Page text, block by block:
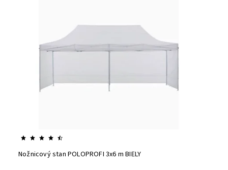
Nožnicový stan POLOPROFI 3x6 m BIELY